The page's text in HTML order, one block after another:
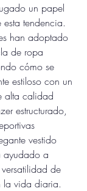
un papel
tendencia.
han adoptado
de ropa
cómo se
estiloso con un
alta calidad
estructurado,
vestido
ayudado a
de
la vida diaria.